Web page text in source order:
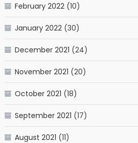
February 2022(10)
January 2022(30)
December 2021 (24)
November 2021 (20)
October 2021 (18)
September 2021 (17)
August 2021 (11)